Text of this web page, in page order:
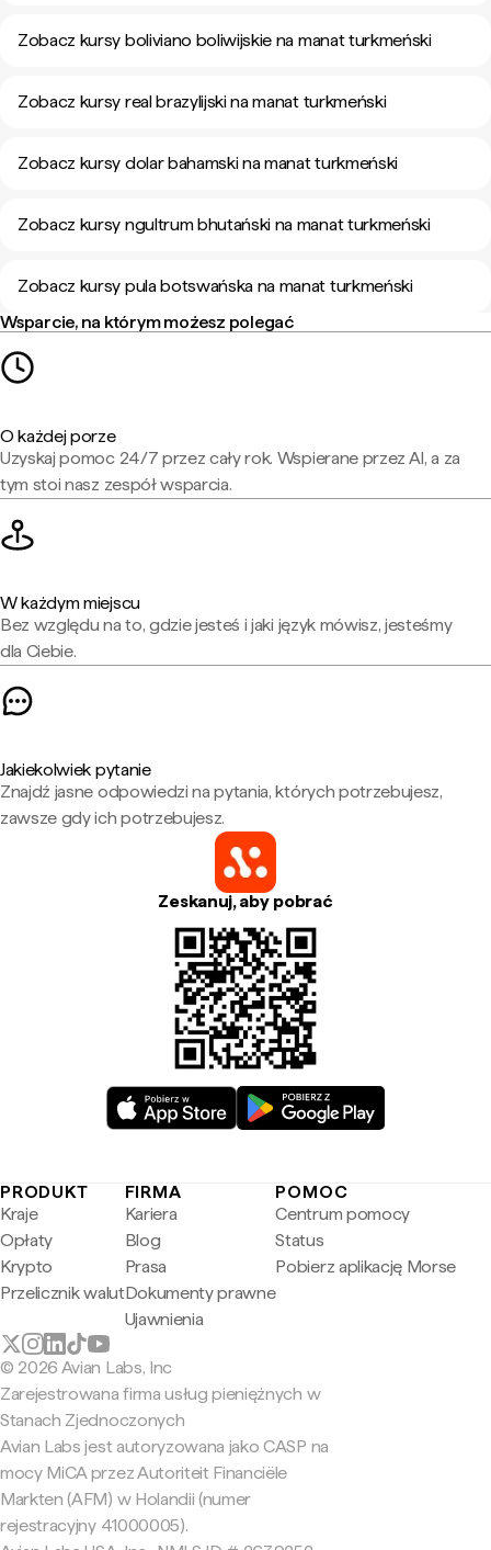
Zobacz kursy boliviano boliwijskie na manat turkmeński
Zobacz kursy real brazylijski na manat turkmeński
Zobacz kursy dolar bahamski na manat turkmeński
Zobacz kursy ngultrum bhutański na manat turkmeński
Zobacz kursy pula botswańska na manat turkmeński
Wsparcie, na którym możesz polegać
O każdej porze
Uzyskaj pomoc 24/7 przez cały rok. Wspierane przez AI, a za
tym stoi nasz zespół wsparcia.
W każdym miejscu
Bez względu na to, gdzie jesteś i jaki język mówisz, jesteśmy
dla Ciebie.
Jakiekolwiek pytanie
Znajdź jasne odpowiedzi na pytania, których potrzebujesz,
zawsze gdy ich potrzebujesz.
Zeskanuj, aby pobrać
PRODUKT
Kraje
Opłaty
Krypto
Przelicznik walut
FIRMA
Kariera
Blog
Prasa
Dokumenty prawne
Ujawnienia
POMOC
Centrum pomocy
Status
Pobierz aplikację Morse
© 2026 Avian Labs, Inc
Zarejestrowana firma usług pieniężnych w
Stanach Zjednoczonych
Avian Labs jest autoryzowana jako CASP na
mocy MiCA przez Autoriteit Financiële
Markten (AFM) w Holandii (numer
rejestracyjny 41000005).